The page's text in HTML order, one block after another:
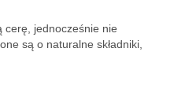
cerę, jednocześnie nie
są o naturalne składniki,